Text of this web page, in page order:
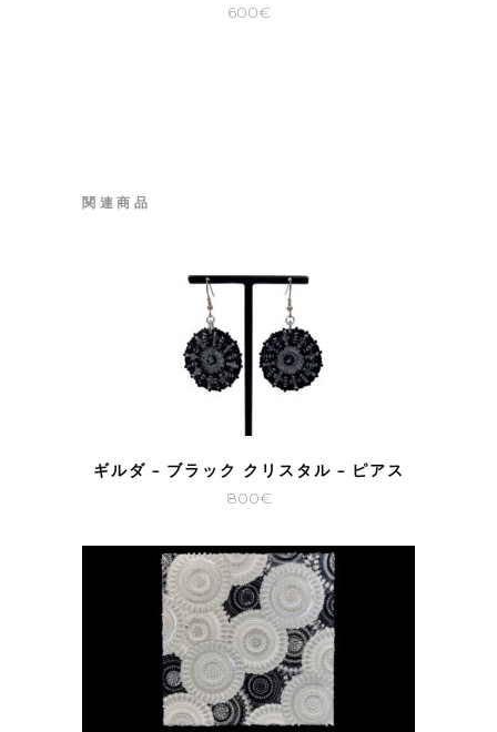
600€
関連商品
ギルダ – ブラック クリスタル – ピアス
800€